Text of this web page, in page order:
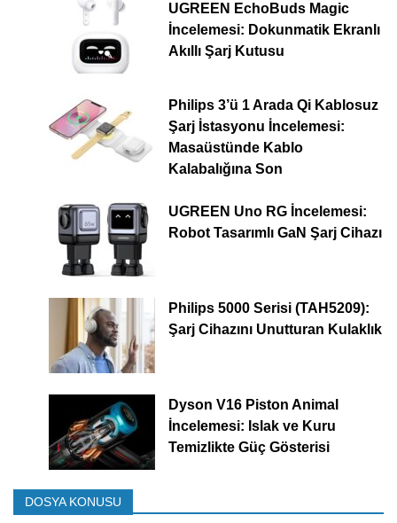
UGREEN EchoBuds Magic
İncelemesi: Dokunmatik Ekranlı
Akıllı Şarj Kutusu
Philips 3’ü 1 Arada Qi Kablosuz
Şarj İstasyonu İncelemesi:
Masaüstünde Kablo
Kalabalığına Son
UGREEN Uno RG İncelemesi:
Robot Tasarımlı GaN Şarj Cihazı
Philips 5000 Serisi (TAH5209):
Şarj Cihazını Unutturan Kulaklık
Dyson V16 Piston Animal
İncelemesi: Islak ve Kuru
Temizlikte Güç Gösterisi
DOSYA KONUSU